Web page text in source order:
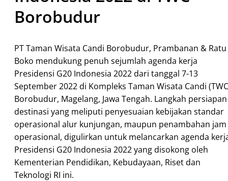
Borobudur
PT Taman Wisata Candi Borobudur, Prambanan & Ratu
Boko mendukung penuh sejumlah agenda kerja
Presidensi G20 Indonesia 2022 dari tanggal 7-13
September 2022 di Kompleks Taman Wisata Candi
Borobudur, Magelang, Jawa Tengah. Langkah persiapan
destinasi yang meliputi penyesuaian kebijakan standar
operasional alur kunjungan, maupun penambahan jam
operasional, digulirkan untuk melancarkan agenda
Presidensi G20 Indonesia 2022 yang disokong oleh
Kementerian Pendidikan, Kebudayaan, Riset dan
Teknologi RI ini.